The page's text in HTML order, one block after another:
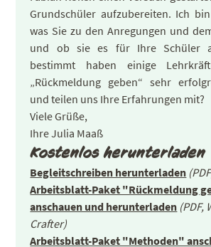
Grundschüler aufzubereiten. Ich
was Sie zu den Anregungen und
und ob sie es für Ihre Schüler
bestimmt haben einige
„Rückmeldung geben“ sehr
und teilen uns Ihre Erfahrungen mit?
Viele Grüße,
Ihre Julia Maaß
Kostenlos herunterladen
Begleitschreiben herunterladen
Arbeitsblatt-Paket "Rückmeldung
anschauen und herunterladen (PDF,
Crafter)
Arbeitsblatt-Paket "Methoden"